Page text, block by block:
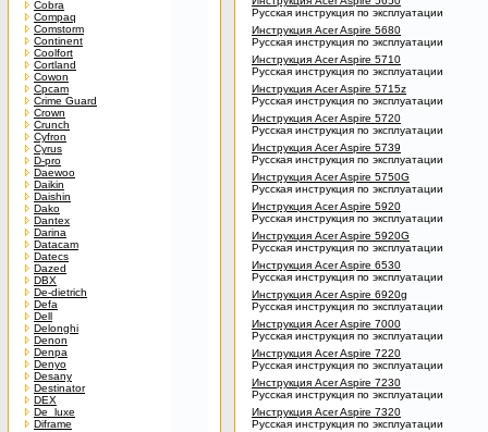
Cobra
Compaq
Comstorm
Continent
Coolfort
Cortland
Cowon
Cpcam
Crime Guard
Crown
Crunch
Cyfron
Cyrus
D-pro
Daewoo
Daikin
Daishin
Dako
Dantex
Darina
Datacam
Datecs
Dazed
DBX
De-dietrich
Defa
Dell
Delonghi
Denon
Denpa
Denyo
Desany
Destinator
DEX
De_luxe
Diframe
Русская инструкция по эксплуатации
Инструкция Acer Aspire 5680
Русская инструкция по эксплуатации
Инструкция Acer Aspire 5710
Русская инструкция по эксплуатации
Инструкция Acer Aspire 5715z
Русская инструкция по эксплуатации
Инструкция Acer Aspire 5720
Русская инструкция по эксплуатации
Инструкция Acer Aspire 5739
Русская инструкция по эксплуатации
Инструкция Acer Aspire 5750G
Русская инструкция по эксплуатации
Инструкция Acer Aspire 5920
Русская инструкция по эксплуатации
Инструкция Acer Aspire 5920G
Русская инструкция по эксплуатации
Инструкция Acer Aspire 6530
Русская инструкция по эксплуатации
Инструкция Acer Aspire 6920g
Русская инструкция по эксплуатации
Инструкция Acer Aspire 7000
Русская инструкция по эксплуатации
Инструкция Acer Aspire 7220
Русская инструкция по эксплуатации
Инструкция Acer Aspire 7230
Русская инструкция по эксплуатации
Инструкция Acer Aspire 7320
Русская инструкция по эксплуатации